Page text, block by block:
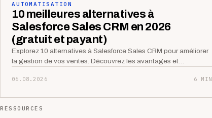
AUTOMATISATION
10 meilleures alternatives à
Salesforce Sales CRM en 2026
(gratuit et payant)
Explorez 10 alternatives à Salesforce Sales CRM pour améliorer
la gestion de vos ventes. Découvrez les avantages et…
06.08.2026 6 MIN
RESSOURCES